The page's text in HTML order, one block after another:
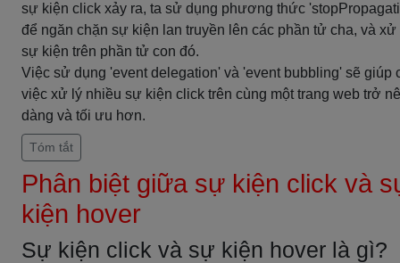
sự kiện click xảy ra, ta sử dụng phương thức
để ngăn chặn sự kiện lan truyền lên các phần tử cha, và xử
sự kiện trên phần tử con đó.
Việc sử dụng 'event delegation' và 'event bubbling' sẽ giúp
việc xử lý nhiều sự kiện click trên cùng một trang web trở
dàng và tối ưu hơn.
Tóm tắt
Phân biệt giữa sự kiện click và
kiện hover
Sự kiện click và sự kiện hover là gì?